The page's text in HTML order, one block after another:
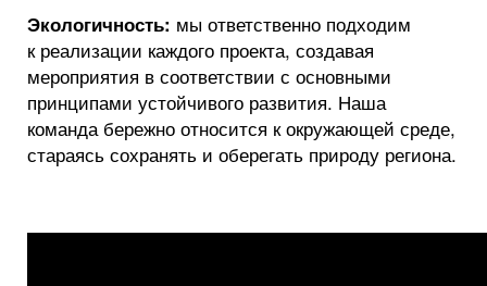
Экологичность: мы ответственно подходим
к реализации каждого проекта, создавая
мероприятия в соответствии с основными
принципами устойчивого развития. Наша
команда бережно относится к окружающей среде,
стараясь сохранять и оберегать природу региона.